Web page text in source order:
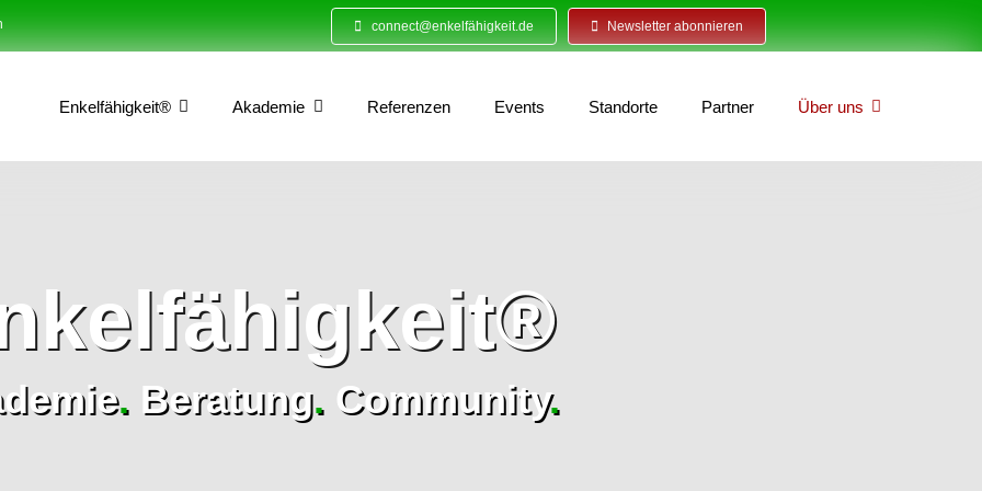
connect@enkelfähigkeit.de Newsletter abonnieren
Enkelfähigkeit® Akademie Referenzen Events Standorte Partner Über uns
.Beratung.Community.